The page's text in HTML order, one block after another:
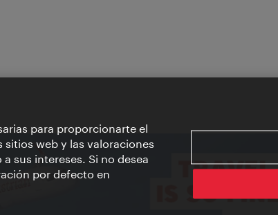
para proporcionarte el
web y las valoraciones
sus intereses. Si no desea
por defecto en